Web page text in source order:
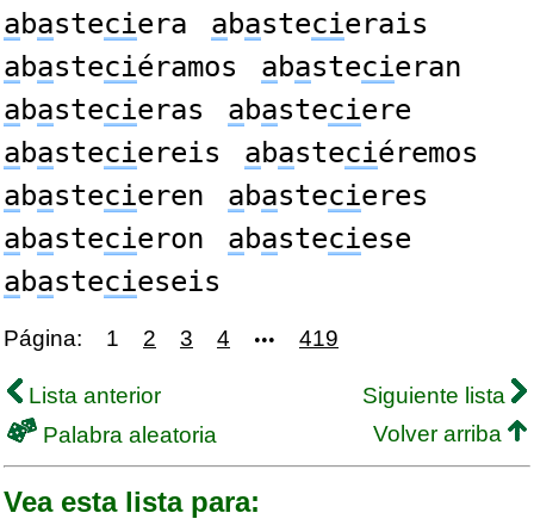
abasteciera abastecierais
abasteciéramos abastecieran
abastecieras abasteciere
abasteciereis abasteciéremos
abastecieren abastecieres
abastecieron abasteciese
abastecieseis
Página: 1 2 3 4 ••• 419
Lista anterior
Siguiente lista
Palabra aleatoria
Volver arriba
Vea esta lista para: